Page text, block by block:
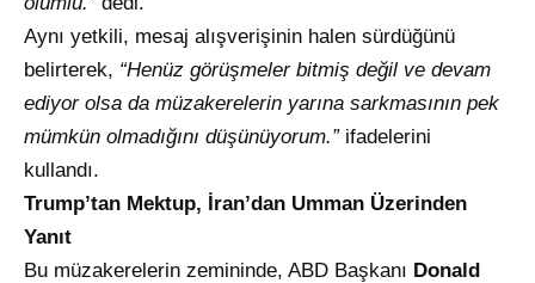
Aynı yetkili, mesaj alışverişinin halen sürdüğünü
belirterek, “Henüz görüşmeler bitmiş değil ve devam
ediyor olsa da müzakerelerin yarına sarkmasının pek
mümkün olmadığını düşünüyorum.”ifadelerini
kullandı.
Trump’tan Mektup, İran’dan Umman Üzerinden
Yanıt
Bu müzakerelerin zemininde, ABD Başkanı Donald